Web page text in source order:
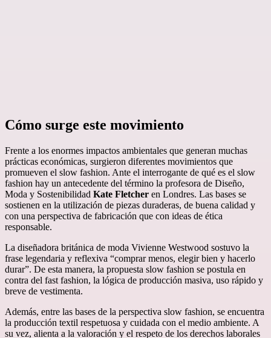
Cómo surge este movimiento
Frente a los enormes impactos ambientales que generan muchas
prácticas económicas, surgieron diferentes movimientos que
promueven el slow fashion. Ante el interrogante de qué es el slow
fashion hay un antecedente del término la profesora de Diseño,
Moda y Sostenibilidad Kate Fletcher en Londres. Las bases se
sostienen en la utilización de piezas duraderas, de buena calidad y
con una perspectiva de fabricación que con ideas de ética
responsable.
La diseñadora británica de moda Vivienne Westwood sostuvo la
frase legendaria y reflexiva “comprar menos, elegir bien y hacerlo
durar”. De esta manera, la propuesta slow fashion se postula en
contra del fast fashion, la lógica de producción masiva, uso rápido y
breve de vestimenta.
Además, entre las bases de la perspectiva slow fashion, se encuentra
la producción textil respetuosa y cuidada con el medio ambiente. A
su vez, alienta a la valoración y el respeto de los derechos laborales